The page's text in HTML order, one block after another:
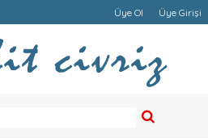
Üye Ol Üye Girişi